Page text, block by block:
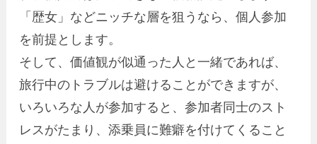
「歴女」などニッチな層を狙うなら、個人参加
を前提とします。
そして、価値観が似通った人と一緒であれば、
旅行中のトラブルは避けることができますが、
いろいろな人が参加すると、参加者同士のスト
レスがたまり、添乗員に難癖を付けてくること